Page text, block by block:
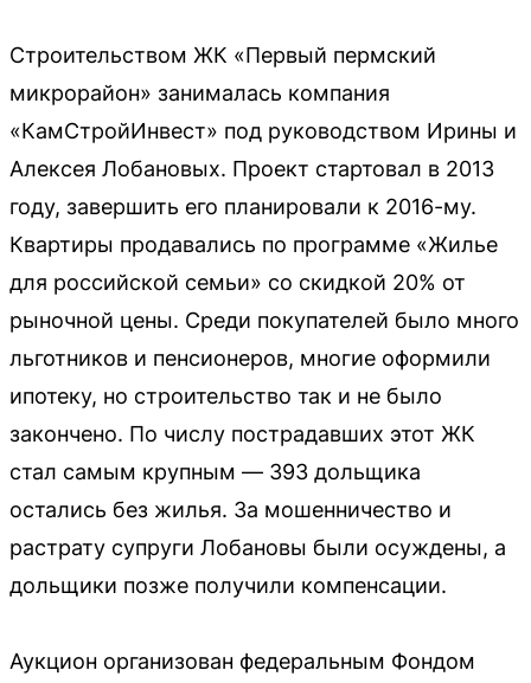
Строительством ЖК «Первый пермский
микрорайон» занималась компания
«КамСтройИнвест» под руководством Ирины и
Алексея Лобановых. Проект стартовал в 2013
году, завершить его планировали к 2016-му.
Квартиры продавались по программе «Жилье
для российской семьи» со скидкой 20% от
рыночной цены. Среди покупателей было много
льготников и пенсионеров, многие оформили
ипотеку, но строительство так и не было
закончено. По числу пострадавших этот ЖК
стал самым крупным — 393 дольщика
остались без жилья. За мошенничество и
растрату супруги Лобановы были осуждены, а
дольщики позже получили компенсации.
Аукцион организован федеральным Фондом